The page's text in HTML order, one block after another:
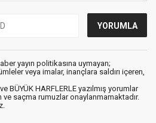
yayın politikasına uymayan;
veya imalar, inançlara saldırı içeren,
BÜYÜK HARFLERLE yazılmış yorumlar
ve saçma rumuzlar onaylanmamaktadır.